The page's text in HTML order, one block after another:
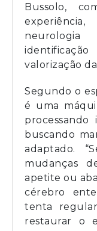
Bussolo,
valorização
Segundo o
é uma
buscando
adaptado.
mudanças
apetite ou
cérebro
tenta regular
restaurar o